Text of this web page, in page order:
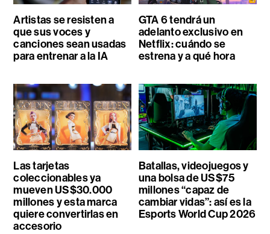
Artistas se resisten a
que sus voces y
canciones sean usadas
para entrenar a la IA
GTA 6 tendrá un
adelanto exclusivo en
Netflix: cuándo se
estrena y a qué hora
Las tarjetas
coleccionables ya
mueven US$30.000
millones y esta marca
quiere convertirlas en
accesorio
Batallas, videojuegos y
una bolsa de US$75
millones “capaz de
cambiar vidas”: así es la
Esports World Cup 2026